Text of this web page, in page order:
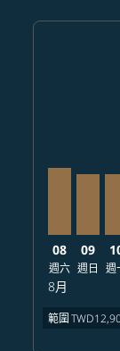
08
週六
8月
09
週日 週
範圍